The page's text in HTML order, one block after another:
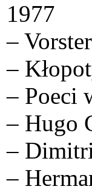
1977
–
–
– Poeci
– Hugo
–
–